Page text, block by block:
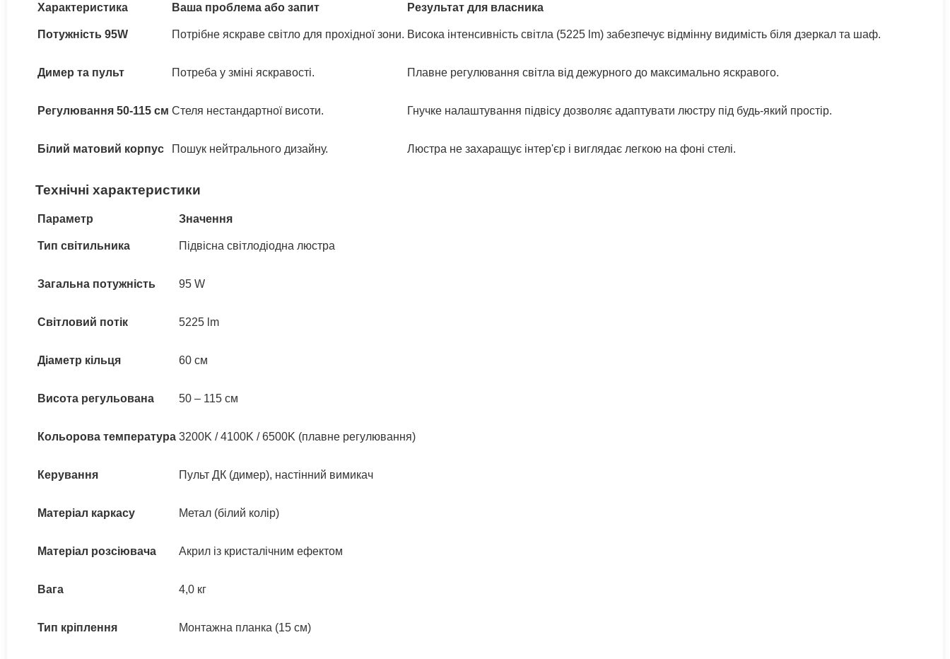
Характеристика Ваша проблема або запит Результат для власника
Потужність 95W Потрібне яскраве світло для прохідної зони. Висока інтенсивність світла (5225 lm) забезпечує відмінну видимість біля дзеркал та шаф.
Димер та пульт Потреба у зміні яскравості. Плавне регулювання світла від дежурного до максимально яскравого.
Регулювання 50-115 см Стеля нестандартної висоти. Гнучке налаштування підвісу дозволяє адаптувати люстру під будь-який простір.
Білий матовий корпус Пошук нейтрального дизайну. Люстра не захаращує інтер'єр і виглядає легкою на фоні стелі.
Технічні характеристики
Параметр Значення
Тип світильника Підвісна світлодіодна люстра
Загальна потужність 95 W
Світловий потік 5225 lm
Діаметр кільця 60 см
Висота регульована 50 – 115 см
Кольорова температура 3200K / 4100K / 6500K (плавне регулювання)
Керування Пульт ДК (димер), настінний вимикач
Матеріал каркасу Метал (білий колір)
Матеріал розсіювача Акрил із кристалічним ефектом
Вага 4,0 кг
Тип кріплення Монтажна планка (15 см)